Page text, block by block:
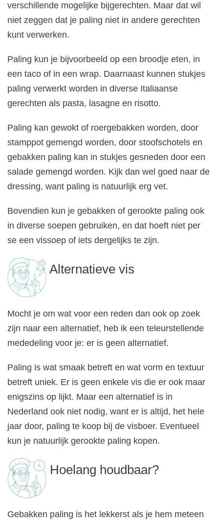
verschillende mogelijke bijgerechten. Maar dat wil
niet zeggen dat je paling niet in andere gerechten
kunt verwerken.
Paling kun je bijvoorbeeld op een broodje eten, in
een taco of in een wrap. Daarnaast kunnen stukjes
paling verwerkt worden in diverse Italiaanse
gerechten als pasta, lasagne en risotto.
Paling kan gewokt of roergebakken worden, door
stamppot gemengd worden, door stoofschotels en
gebakken paling kan in stukjes gesneden door een
salade gemengd worden. Kijk dan wel goed naar de
dressing, want paling is natuurlijk erg vet.
Bovendien kun je gebakken of gerookte paling ook
in diverse soepen gebruiken, en dat hoeft niet per
se een vissoep of iets dergelijks te zijn.
Alternatieve vis
Mocht je om wat voor een reden dan ook op zoek
zijn naar een alternatief, heb ik een teleurstellende
mededeling voor je: er is geen alternatief.
Paling is wat smaak betreft en wat vorm en textuur
betreft uniek. Er is geen enkele vis die er ook maar
enigszins op lijkt. Maar een alternatief is in
Nederland ook niet nodig, want er is altijd, het hele
jaar door, paling te koop bij de visboer. Eventueel
kun je natuurlijk gerookte paling kopen.
Hoelang houdbaar?
Gebakken paling is het lekkerst als je hem meteen